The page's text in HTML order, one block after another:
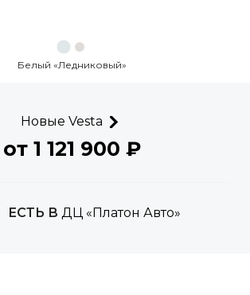
Белый «Ледниковый»
Новые Vesta
от 1 121 900 ₽
ЕСТЬ В ДЦ «Платон Авто»